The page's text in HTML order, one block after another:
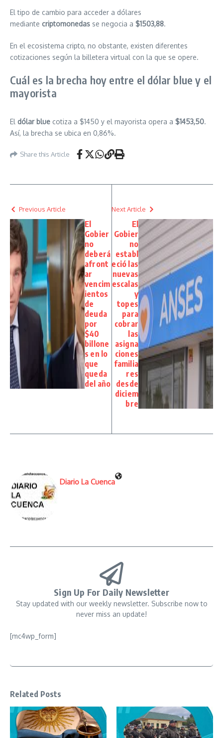
El tipo de cambio para acceder a dólares
mediante criptomonedas se negocia a $1503,88.
En el ecosistema cripto, no obstante, existen diferentes
cotizaciones según la billetera virtual con la que se opere.
Cuál es la brecha hoy entre el dólar blue y el
mayorista
El dólar blue cotiza a $1450 y el mayorista opera a $1453,50.
Así, la brecha se ubica en 0,86%.
Share this Article
Previous Article
El
Gobier
no
deberá
afront
ar
vencim
ientos
de
deuda
por
$40
billone
s en lo
que
queda
del año
Next Article
El
Gobier
no
establ
eció las
nuevas
escalas
y
topes
para
cobrar
las
asigna
ciones
familia
res
desde
diciem
bre
Diario La Cuenca
Sign Up For Daily Newsletter
Stay updated with our weekly newsletter. Subscribe now to
never miss an update!
[mc4wp_form]
Related Posts